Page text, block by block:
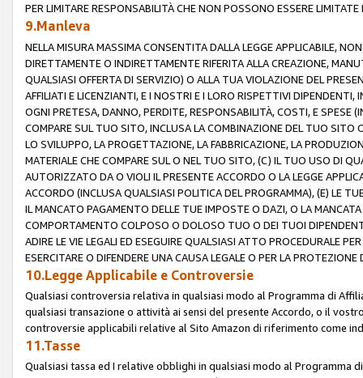
PER LIMITARE RESPONSABILITÀ CHE NON POSSONO ESSERE LIMITATE
9.Manleva
NELLA MISURA MASSIMA CONSENTITA DALLA LEGGE APPLICABILE,
DIRETTAMENTE O INDIRETTAMENTE RIFERITA ALLA CREAZIONE,
QUALSIASI OFFERTA DI SERVIZIO) O ALLA TUA VIOLAZIONE DEL
AFFILIATI E LICENZIANTI, E I NOSTRI E I LORO RISPETTIVI
OGNI PRETESA, DANNO, PERDITE, RESPONSABILITÀ, COSTI, E SPESE
COMPARE SUL TUO SITO, INCLUSA LA COMBINAZIONE DEL TUO SITO
LO SVILUPPO, LA PROGETTAZIONE, LA FABBRICAZIONE, LA
MATERIALE CHE COMPARE SUL O NEL TUO SITO, (C) IL TUO USO DI
AUTORIZZATO DA O VIOLI IL PRESENTE ACCORDO O LA LEGGE
ACCORDO (INCLUSA QUALSIASI POLITICA DEL PROGRAMMA), (E) LE
IL MANCATO PAGAMENTO DELLE TUE IMPOSTE O DAZI, O LA
COMPORTAMENTO COLPOSO O DOLOSO TUO O DEI TUOI
ADIRE LE VIE LEGALI ED ESEGUIRE QUALSIASI ATTO PROCEDURALE
ESERCITARE O DIFENDERE UNA CAUSA LEGALE O PER LA
10.Legge Applicabile e Controversie
Qualsiasi controversia relativa in qualsiasi modo al Programma di
qualsiasi transazione o attività ai sensi del presente Accordo, o il
controversie applicabili relative al Sito Amazon di riferimento come
11.Tasse
Qualsiasi tassa ed I relative obblighi in qualsiasi modo al